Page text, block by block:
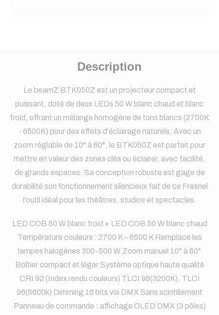
Description
Le beamZ BTK050Z est un projecteur compact et
puissant, doté de deux LEDs 50 W blanc chaud et blanc
froid, offrant un mélange homogène de tons blancs (2700K
- 6500K) pour des effets d'éclairage naturels. Avec un
zoom réglable de 10° à 60°, le BTK050Z est parfait pour
mettre en valeur des zones clés ou éclairer, avec facilité,
de grands espaces. Sa conception robuste est gage de
durabilité son fonctionnement silencieux fait de ce Fresnel
l'outil idéal pour les théâtres, studios et spectacles.
LED COB 50 W blanc froid + LED COB 50 W blanc chaud
Température couleurs : 2700 K – 6500 K Remplace les
lampes halogènes 300-500 W Zoom manuel 10° à 60°
Boîtier compact et léger Système optique haute qualité
CRI 92 (Index rendu couleurs) TLCI 98(3200K), TLCI
96(5600k) Dimming 16 bits via DMX Sans scintillement
Panneau de commande : affichage OLED DMX (3 pôles)